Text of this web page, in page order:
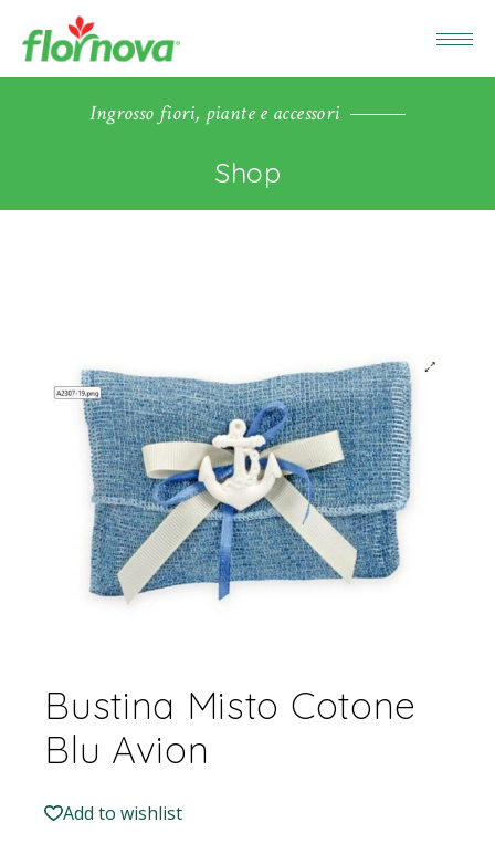
Ingrosso fiori, piante e accessori
Shop
Bustina Misto Cotone
Blu Avion
Add to wishlist